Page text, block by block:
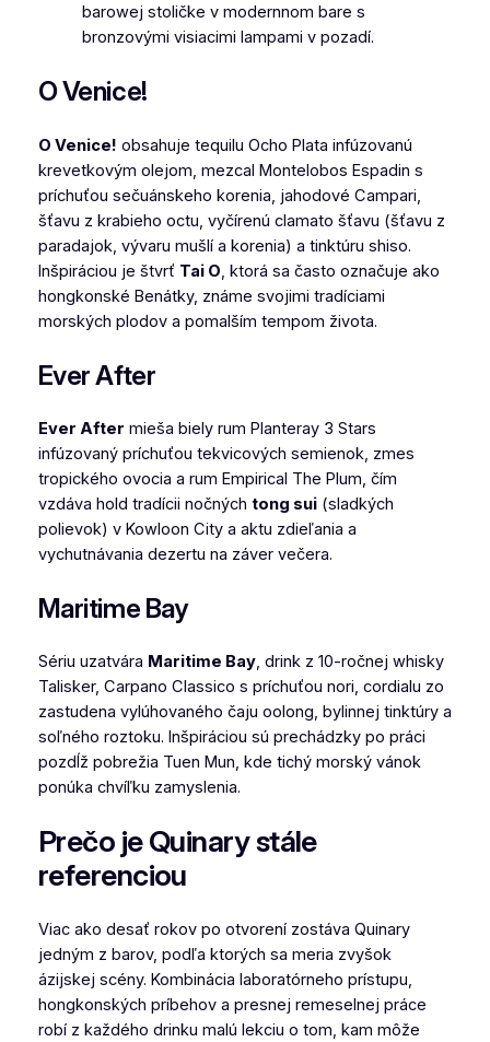
O Venice!
O Venice! obsahuje tequilu Ocho Plata infúzovanú
krevetkovým olejom, mezcal Montelobos Espadin s
príchuťou sečuánskeho korenia, jahodové Campari,
šťavu z krabieho octu, vyčírenú clamato šťavu (šťavu z
paradajok, vývaru mušlí a korenia) a tinktúru shiso.
Inšpiráciou je štvrť Tai O , ktorá sa často označuje ako
hongkonské Benátky, známe svojimi tradíciami
morských plodov a pomalším tempom života.
Ever After
Ever After mieša biely rum Planteray 3 Stars
infúzovaný príchuťou tekvicových semienok, zmes
tropického ovocia a rum Empirical The Plum, čím
vzdáva hold tradícii nočných tong sui(sladkých
polievok) v Kowloon City a aktu zdieľania a
vychutnávania dezertu na záver večera.
Maritime Bay
Sériu uzatvára Maritime Bay, drink z 10-ročnej whisky
Talisker, Carpano Classico s príchuťou nori, cordialu zo
zastudena vylúhovaného čaju oolong, bylinnej tinktúry a
soľného roztoku. Inšpiráciou sú prechádzky po práci
pozdĺž pobrežia Tuen Mun, kde tichý morský vánok
ponúka chvíľku zamyslenia.
Prečo je Quinary stále
referenciou
Viac ako desať rokov po otvorení zostáva Quinary
jedným z barov, podľa ktorých sa meria zvyšok
ázijskej scény. Kombinácia laboratórneho prístupu,
hongkonských príbehov a presnej remeselnej práce
robí z každého drinku malú lekciu o tom, kam môže